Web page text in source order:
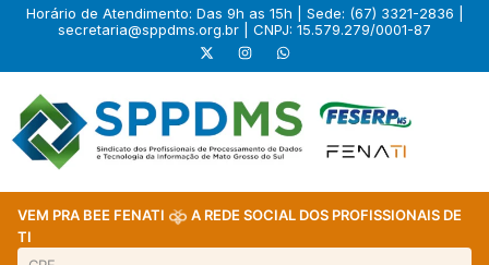
Horário de Atendimento: Das 9h as 15h | Sede: (67) 3321-2836 |
secretaria@sppdms.org.br | CNPJ: 15.579.279/0001-87
VEM PRA BEE FENATI
A REDE SOCIAL DOS PROFISSIONAIS DE
TI